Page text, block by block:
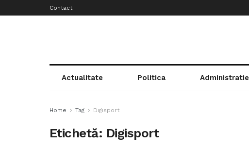
Contact
Actualitate Politica Administratie
Home Tag Digisport
Etichetă: Digisport